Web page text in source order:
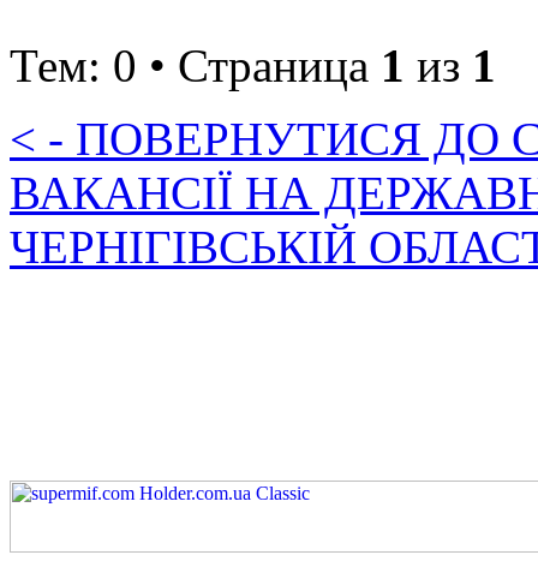
Тем: 0 • Страница 1 из 1
< - ПОВЕРНУТИСЯ ДО
ВАКАНСІЇ НА
ЧЕРНІГІВСЬКІЙ